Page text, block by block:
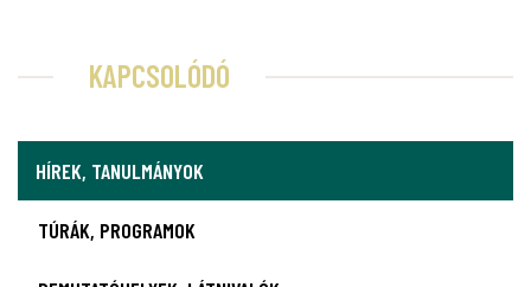
KAPCSOLÓDÓ
HÍREK, TANULMÁNYOK
TÚRÁK, PROGRAMOK